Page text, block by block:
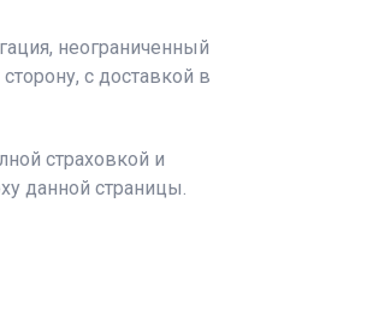
неограниченный
с доставкой в
страховкой и
данной страницы.